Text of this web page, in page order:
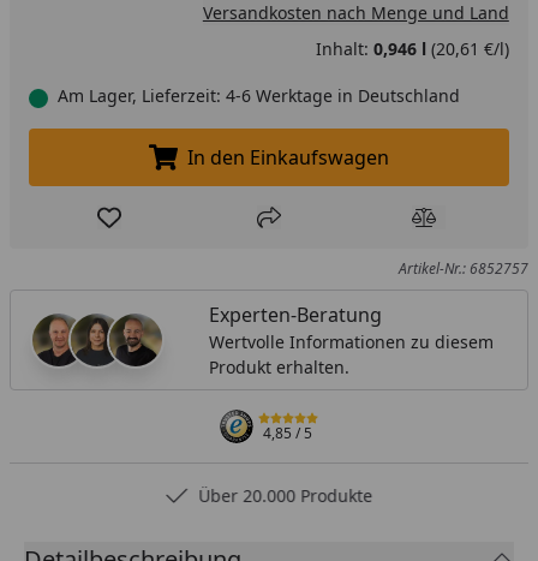
Versandkosten nach Menge und Land
Inhalt: 0,946 l (20,61 €/l)
Am Lager, Lieferzeit: 4-6 Werktage in Deutschland
In den Einkaufswagen legen
In den Einkaufswagen
Produkt zur Wunschliste hinzufügen
Teilen Produkt
Artikel-Nr.: 6852757
Experten-Beratung
Wertvolle Informationen zu diesem
Produkt erhalten.
4,85/ 5
Über 20.000 Produkte